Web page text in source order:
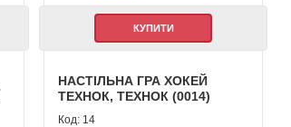
КУПИТИ
НАСТІЛЬНА ГРА ХОКЕЙ
ТЕХНОК, ТЕХНОК (0014)
14